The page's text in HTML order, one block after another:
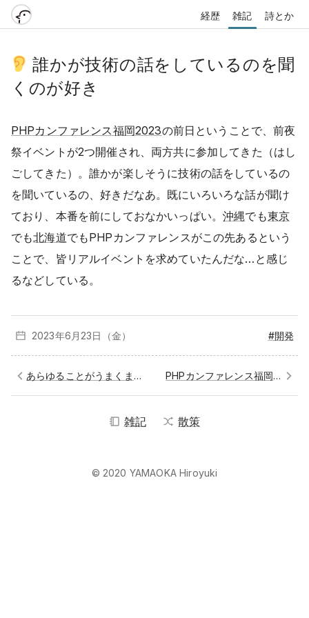
経歴 雑記 詩とか
誰かが技術の話をしているのを聞
くのが好き
PHPカンファレンス福岡2023の前日ということで、前夜
祭イベントが2つ開催され、両方共に参加してきた（はし
ごしてきた）。誰かが楽しそうに技術の話をしているの
を聞いているの、好きだなあ。既にいろいろな話が聞け
ており、本番を前にしておなかいっぱい。沖縄でも東京
でも北海道でもPHPカンファレンスがこの先あるという
ことで、皆リアルイベントを求めていたんだな…と感じ
るなどしている。
2023年6月 23日（金） #開発
あらゆることがうまくまわらない日 PHPカンファレンス福岡2023、よかった
雑記 散策
© 2020 YAMAOKA Hiroyuki